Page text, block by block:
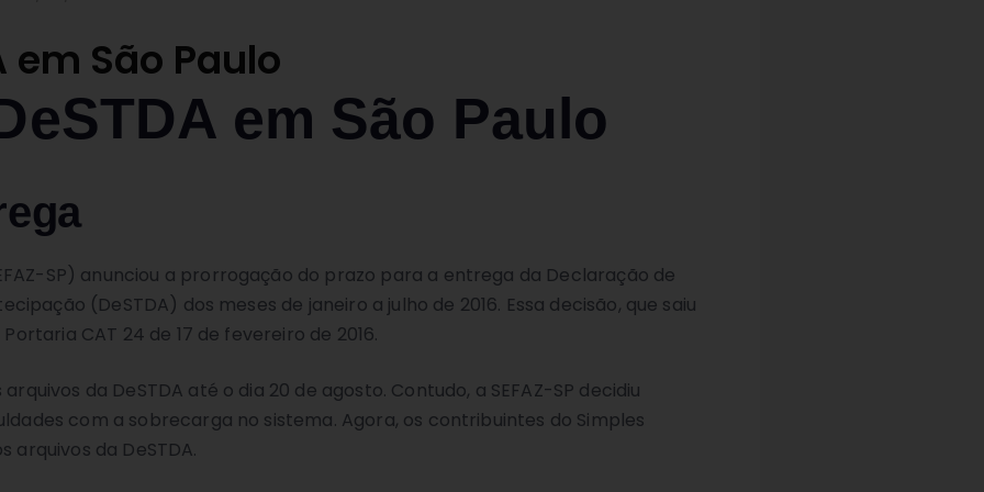
em São Paulo
em São Paulo
SP) anunciou a prorrogação do prazo para a entrega da Declaração de
(DeSTDA) dos meses de janeiro a julho de 2016. Essa decisão, que saiu
CAT 24 de 17 de fevereiro de 2016.
da DeSTDA até o dia 20 de agosto. Contudo, a SEFAZ-SP decidiu
com a sobrecarga no sistema. Agora, os contribuintes do Simples
arquivos da DeSTDA.